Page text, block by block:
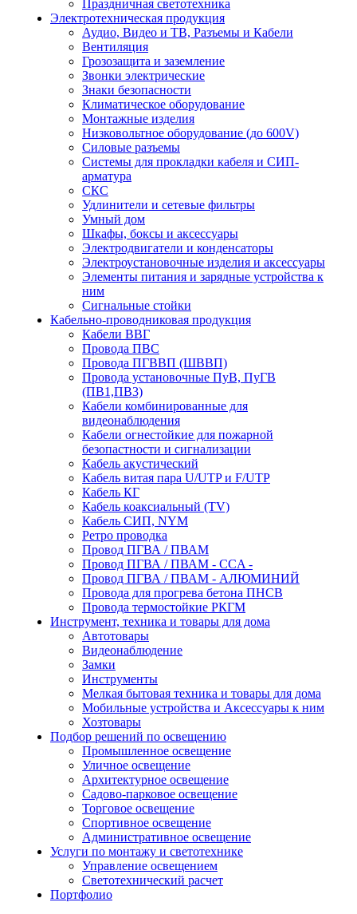
Праздничная светотехника
Электротехническая продукция
Аудио, Видео и ТВ, Разъемы и Кабели
Вентиляция
Грозозащита и заземление
Звонки электрические
Знаки безопасности
Климатическое оборудование
Монтажные изделия
Низковольтное оборудование (до 600V)
Силовые разъемы
Системы для прокладки кабеля и СИП-
арматура
СКС
Удлинители и сетевые фильтры
Умный дом
Шкафы, боксы и аксессуары
Электродвигатели и конденсаторы
Электроустановочные изделия и аксессуары
Элементы питания и зарядные устройства к
ним
Сигнальные стойки
Кабельно-проводниковая продукция
Кабели ВВГ
Провода ПВС
Провода ПГВВП (ШВВП)
Провода установочные ПуВ, ПуГВ
(ПВ1,ПВ3)
Кабели комбинированные для
видеонаблюдения
Кабели огнестойкие для пожарной
безопастности и сигнализации
Кабель акустический
Кабель витая пара U/UTP и F/UTP
Кабель КГ
Кабель коаксиальный (TV)
Кабель СИП, NYM
Ретро проводка
Провод ПГВА / ПВАМ
Провод ПГВА / ПВАМ - CCA -
Провод ПГВА / ПВАМ - АЛЮМИНИЙ
Провода для прогрева бетона ПНСВ
Провода термостойкие РКГМ
Инструмент, техника и товары для дома
Автотовары
Видеонаблюдение
Замки
Инструменты
Мелкая бытовая техника и товары для дома
Мобильные устройства и Аксессуары к ним
Хозтовары
Подбор решений по освещению
Промышленное освещение
Уличное освещение
Архитектурное освещение
Садово-парковое освещение
Торговое освещение
Спортивное освещение
Административное освещение
Услуги по монтажу и светотехнике
Управление освещением
Светотехнический расчет
Портфолио